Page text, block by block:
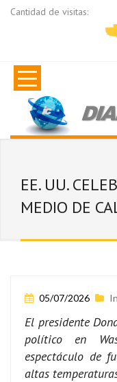
Cantidad de visitas:
EE. UU.
MEDIO DE
05/07/2026
El presidente
político en
espectáculo de
altas